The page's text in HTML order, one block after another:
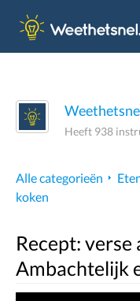
Heeft 938
Alle categorieën
koken
Recept: verse
Ambachtelijk